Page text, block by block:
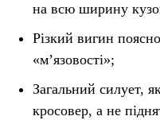
на всю ширину
Різкий вигин
«м’язовості»;
Загальний силует,
кросовер, а не